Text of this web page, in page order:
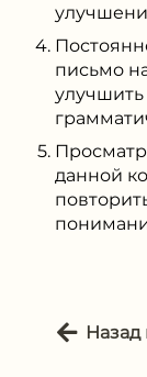
письмо
данной
Назад